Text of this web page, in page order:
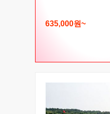
635,000원~